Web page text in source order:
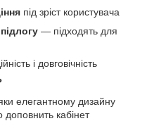
під зріст користувача
— підходять для
і довговічність
елегантному дизайну
доповнить кабінет